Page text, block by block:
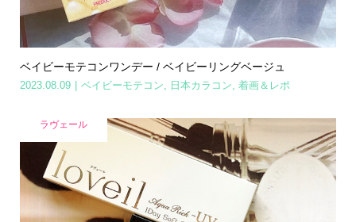
ベイビーモテコンワンデー / ベイビーリングベージュ
2023.08.09 ベイビーモテコン 日本カラコン 着画＆レポ
ラヴェール